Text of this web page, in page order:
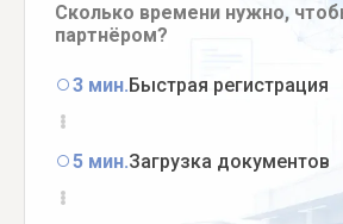
Сколько времени нужно,
партнёром?
3 мин.Быстрая регистрация
5 мин.Загрузка документов